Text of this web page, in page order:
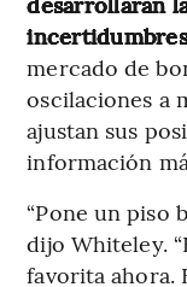
mercado de
oscilaciones a
ajustan sus
información
“Pone un piso
dijo Whiteley.
favorita ahora.